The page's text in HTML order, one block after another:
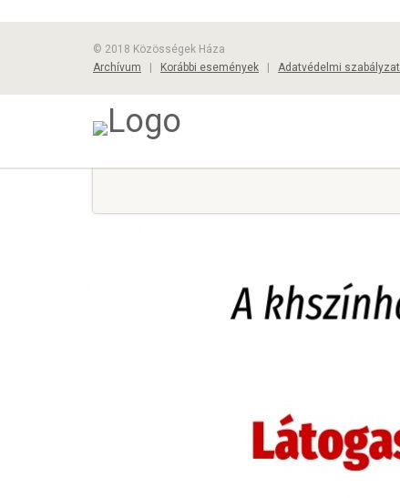
© 2018 Közösségek Háza
Archívum
Korábbi események Adatvédelmi szabályzat